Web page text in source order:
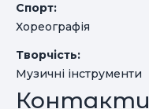
Спорт:
Хореографія
Творчість:
Музичні інструменти
Контакти